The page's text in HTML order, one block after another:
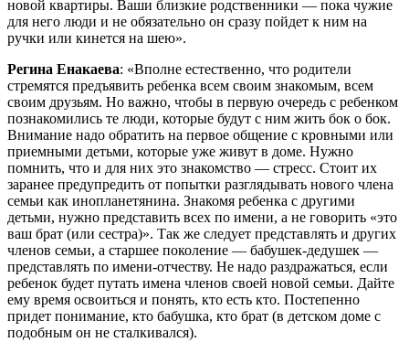
новой квартиры. Ваши близкие родственники — пока чужие
для него люди и не обязательно он сразу пойдет к ним на
ручки или кинется на шею».
Регина Енакаева: «Вполне естественно, что родители
стремятся предъявить ребенка всем своим знакомым, всем
своим друзьям. Но важно, чтобы в первую очередь с ребенком
познакомились те люди, которые будут с ним жить бок о бок.
Внимание надо обратить на первое общение с кровными или
приемными детьми, которые уже живут в доме. Нужно
помнить, что и для них это знакомство — стресс. Стоит их
заранее предупредить от попытки разглядывать нового члена
семьи как инопланетянина. Знакомя ребенка с другими
детьми, нужно представить всех по имени, а не говорить «это
ваш брат (или сестра)». Так же следует представлять и других
членов семьи, а старшее поколение — бабушек-дедушек —
представлять по имени-отчеству. Не надо раздражаться, если
ребенок будет путать имена членов своей новой семьи. Дайте
ему время освоиться и понять, кто есть кто. Постепенно
придет понимание, кто бабушка, кто брат (в детском доме с
подобным он не сталкивался).